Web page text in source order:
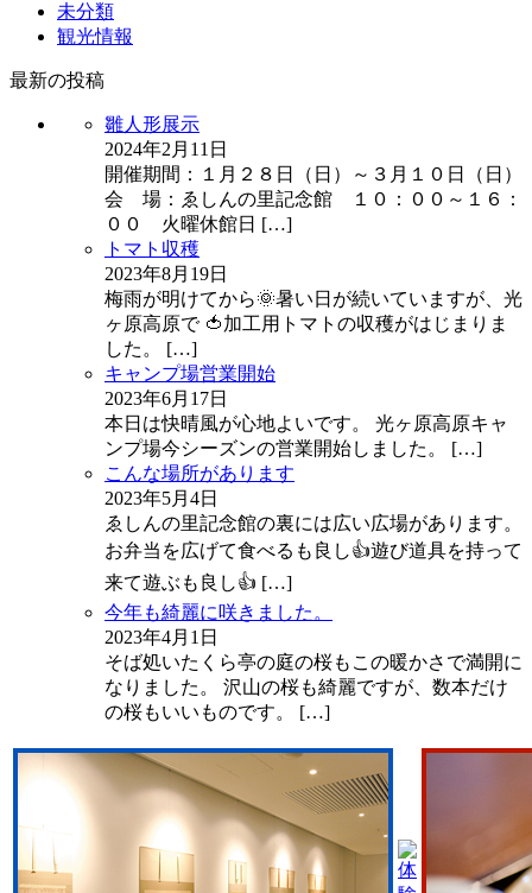
未分類
観光情報
最新の投稿
雛人形展示
2024年2月11日
開催期間：１月２８日（日）～３月１０日（日）
会 場：ゑしんの里記念館 １０：００～１６：
００ 火曜休館日 […]
トマト収穫
2023年8月19日
梅雨が明けてから🌞暑い日が続いていますが、光
ヶ原高原で 🍅加工用トマトの収穫がはじまりま
した。 […]
キャンプ場営業開始
2023年6月17日
本日は快晴風が心地よいです。 光ヶ原高原キャ
ンプ場今シーズンの営業開始しました。 […]
こんな場所があります
2023年5月4日
ゑしんの里記念館の裏には広い広場があります。
お弁当を広げて食べるも良し👍遊び道具を持って
来て遊ぶも良し👍 […]
今年も綺麗に咲きました。
2023年4月1日
そば処いたくら亭の庭の桜もこの暖かさで満開に
なりました。 沢山の桜も綺麗ですが、数本だけ
の桜もいいものです。
[…]